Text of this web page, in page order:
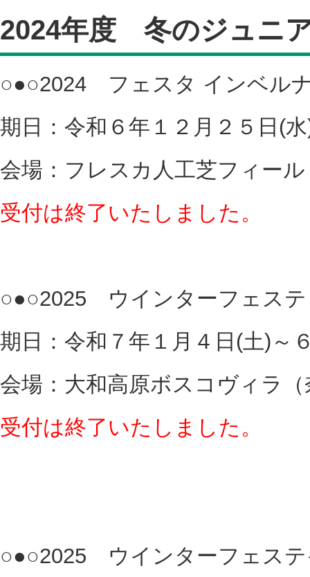
2024年度 冬のジュニ
○●○2024 フェスタ インベル
期日：令和６年１２月２５日(
会場：フレスカ人工芝フィ
受付は終了いたしました。
○●○2025 ウインターフェステ
期日：令和７年１月４日(土)～
会場：大和高原ボスコヴィラ（
受付は終了いたしました。
○●○2025 ウインターフェステ